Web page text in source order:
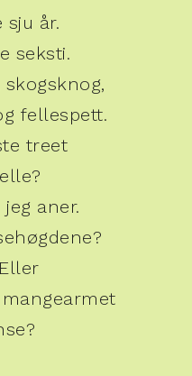
år.
seksti.
fellespett.
treet
aner.